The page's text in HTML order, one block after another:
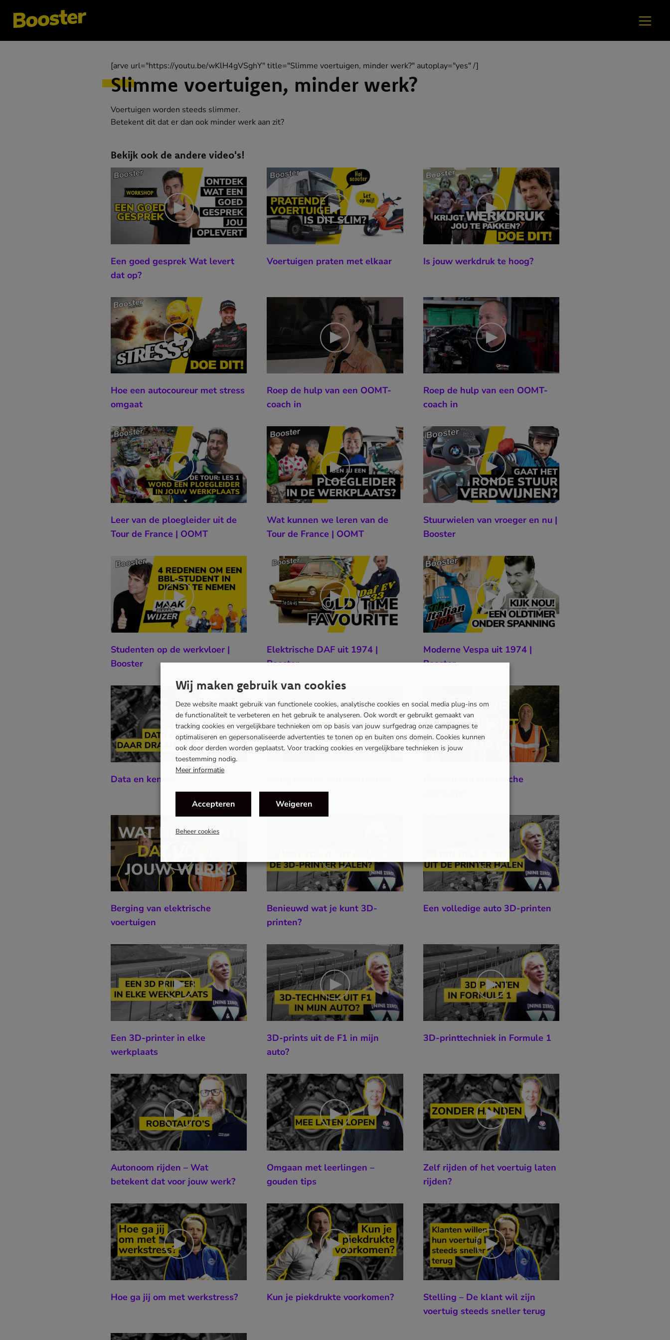
[arve url="https://youtu.be/wKlH4gVSghY" title="Slimme voertuigen, minder werk?" autoplay="yes" /]
Slimme voertuigen, minder werk?
Voertuigen worden steeds slimmer.
Betekent dit dat er dan ook minder werk aan zit?
Bekijk ook de andere video's!
Een goed gesprek Wat levert
dat op?
Voertuigen praten met elkaar Is jouw werkdruk te hoog?
Hoe een autocoureur met stress
omgaat
Roep de hulp van een OOMT-
coach in
Roep de hulp van een OOMT-
coach in
Leer van de ploegleider uit de
Tour de France | OOMT
Wat kunnen we leren van de
Tour de France | OOMT
Stuurwielen van vroeger en nu |
Booster
Studenten op de werkvloer |
Booster
Elektrische DAF uit 1974 |
Booster
Moderne Vespa uit 1974 |
Booster
Data en kennis
voertuigen
Blussen van elektrische
Berging van elektrische
voertuigen
Benieuwd wat je kunt 3D-
printen?
Een volledige auto 3D-printen
Een 3D-printer in elke
werkplaats
3D-prints uit de F1 in mijn
auto?
3D-printtechniek in Formule 1
Autonoom rijden – Wat
betekent dat voor jouw werk?
Omgaan met leerlingen –
gouden tips
Zelf rijden of het voertuig laten
rijden?
Hoe ga jij om met werkstress? Kun je piekdrukte voorkomen?
Stelling – De klant wil zijn
voertuig steeds sneller terug
Wij maken gebruik van cookies
Deze website maakt gebruik van functionele cookies, analytische cookies en social media plug-ins om
de functionaliteit te verbeteren en het gebruik te analyseren. Ook wordt er gebruikt gemaakt van
tracking cookies en vergelijkbare technieken om op basis van jouw surfgedrag onze campagnes te
optimaliseren en gepersonaliseerde advertenties te tonen op en buiten ons domein. Cookies kunnen
ook door derden worden geplaatst. Voor tracking cookies en vergelijkbare technieken is jouw
toestemming nodig.
Meer informatie
Accepteren Weigeren
Beheer cookies